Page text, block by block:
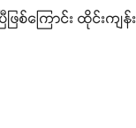
ြောင်း ထိုင်းကျန်